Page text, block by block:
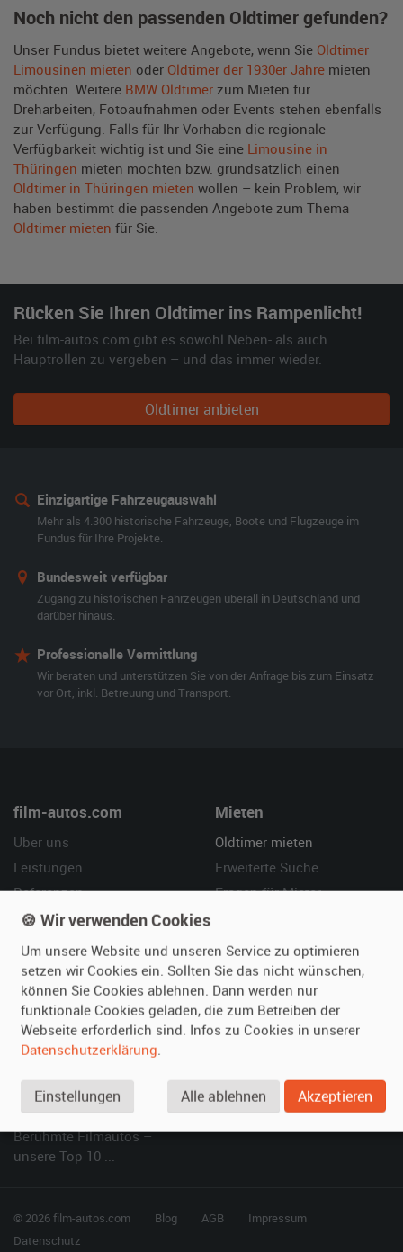
Noch nicht den passenden Oldtimer gefunden?
Unser Fundus bietet weitere Angebote, wenn Sie Oldtimer
Limousinen mieten oder Oldtimer der 1930er Jahre mieten
möchten. Weitere BMW Oldtimer zum Mieten für
Dreharbeiten, Fotoaufnahmen oder Events stehen ebenfalls
zur Verfügung. Falls für Ihr Vorhaben die regionale
Verfügbarkeit wichtig ist und Sie eine Limousine in
Thüringen mieten möchten bzw. grundsätzlich einen
Oldtimer in Thüringen mieten wollen – kein Problem, wir
haben bestimmt die passenden Angebote zum Thema
Oldtimer mieten für Sie.
Rücken Sie Ihren Oldtimer ins Rampenlicht!
Bei film-autos.com gibt es sowohl Neben- als auch
Hauptrollen zu vergeben – und das immer wieder.
Oldtimer anbieten
Einzigartige Fahrzeugauswahl
Mehr als 4.300 historische Fahrzeuge, Boote und Flugzeuge im
Fundus für Ihre Projekte.
Bundesweit verfügbar
Zugang zu historischen Fahrzeugen überall in Deutschland und
darüber hinaus.
Professionelle Vermittlung
Wir beraten und unterstützen Sie von der Anfrage bis zum Einsatz
vor Ort, inkl. Betreuung und Transport.
film-autos.com
Über uns
Leistungen
Referenzen
Kundenmeinungen
Mieten
Oldtimer mieten
Erweiterte Suche
Fragen für Mieter
Vermieten
Oldtimer anmelden
Fotos senden
Fragen für Vermieter
Hilfe
Häufige Fragen (FAQ)
So funktioniert's
SPECIAL
Berühmte Filmautos –
unsere Top 10 ...
© 2026 film-autos.com Blog AGB
Impressum
Datenschutz
🍪 Wir verwenden Cookies
Um unsere Website und unseren Service zu optimieren
setzen wir Cookies ein. Sollten Sie das nicht wünschen,
können Sie Cookies ablehnen. Dann werden nur
funktionale Cookies geladen, die zum Betreiben der
Webseite erforderlich sind. Infos zu Cookies in unserer
Datenschutzerklärung.
Einstellungen Alle ablehnen Akzeptieren